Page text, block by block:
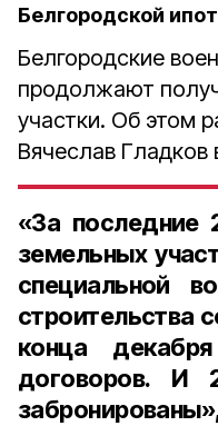
Белгородской
Белгородские
продолжают
участки. Об этом
Вячеслав
«За последние
земельных
специальной
строительства
конца
договоров. И